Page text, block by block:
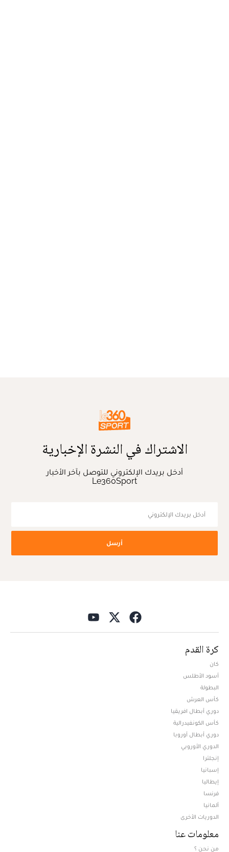
الاشتراك في النشرة الإخبارية
أدخل بريدك الإلكتروني للتوصل بآخر الأخبار
Le360Sport
أرسل
كرة القدم
كان
أسود الأطلس
البطولة
كأس العرش
دوري أبطال افريقيا
كأس الكونفيدرالية
دوري أبطال أوروبا
الدوري الأوروبي
إنجلترا
إسبانيا
إيطاليا
فرنسا
ألمانيا
الدوريات الأخرى
معلومات عنا
من نحن ؟